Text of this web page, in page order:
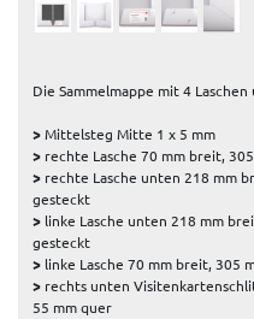
Die Sammelmappe mit 4
>Mittelsteg Mitte 1 x 5 mm
> rechte Lasche 70 mm breit,
> rechte Lasche unten 218 mm
gesteckt
> linke Lasche unten 218 mm
gesteckt
> linke Lasche 70 mm breit, 305
> rechts unten
55 mm quer